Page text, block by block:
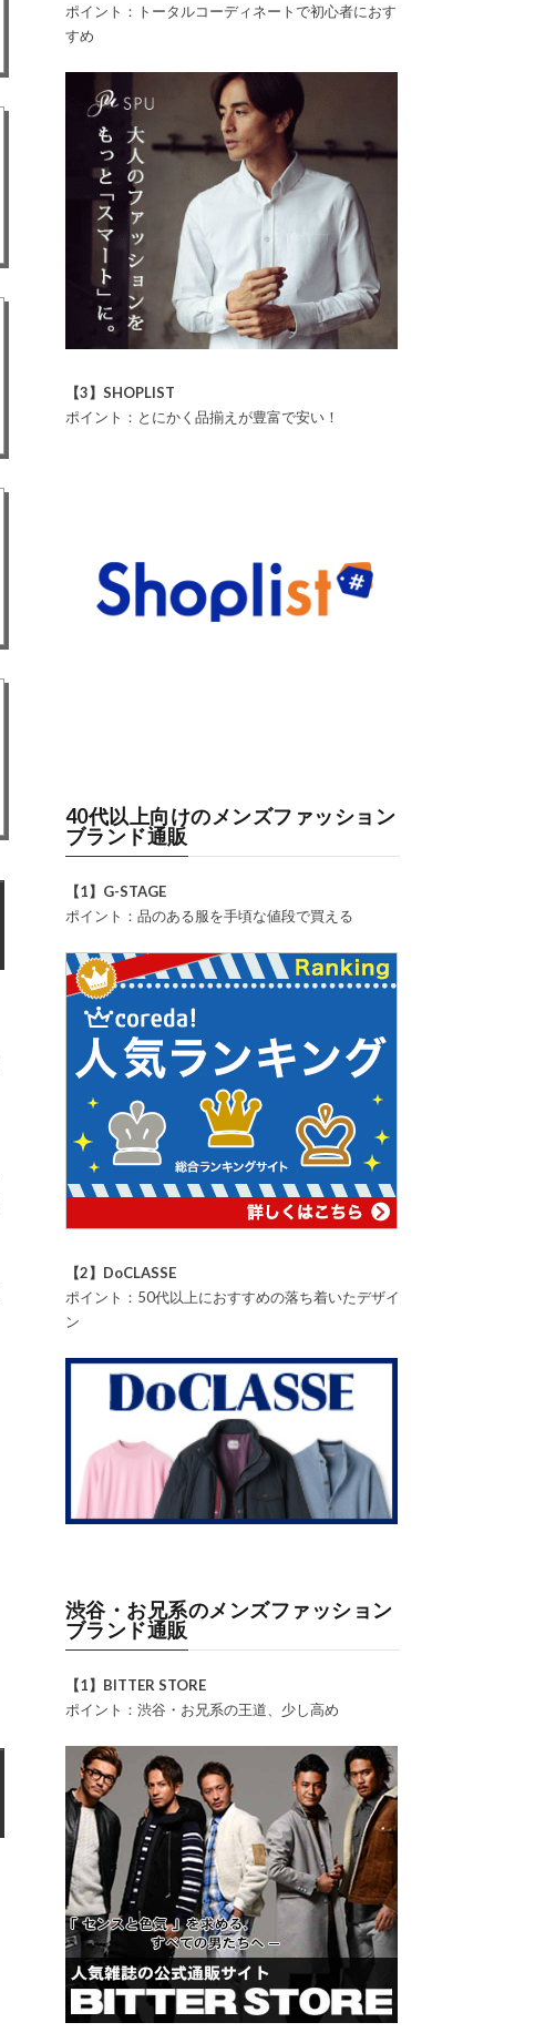
ポイント：トータルコーディネートで初心者におす
すめ
【3】SHOPLIST
ポイント：とにかく品揃えが豊富で安い！
40代以上向けのメンズファッション
ブランド通販
【1】G-STAGE
ポイント：品のある服を手頃な値段で買える
【2】DoCLASSE
ポイント：50代以上におすすめの落ち着いたデザイ
ン
渋谷・お兄系のメンズファッション
ブランド通販
【1】BITTER STORE
ポイント：渋谷・お兄系の王道、少し高め